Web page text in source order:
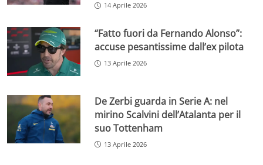
14 Aprile 2026
“Fatto fuori da Fernando Alonso”:
accuse pesantissime dall’ex pilota
13 Aprile 2026
De Zerbi guarda in Serie A: nel
mirino Scalvini dell’Atalanta per il
suo Tottenham
13 Aprile 2026